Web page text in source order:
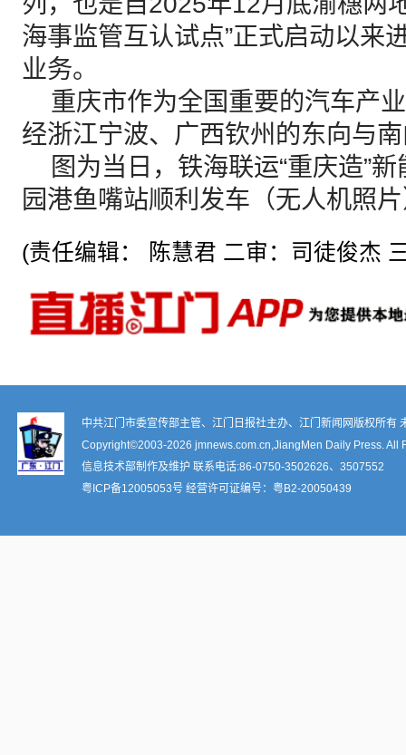
海事监管互认试点”正式启动以来
业务。
重庆市作为全国重要的汽车产
经浙江宁波、广西钦州的东向与
图为当日，铁海联运“重庆造”
园港鱼嘴站顺利发车（无人机照
(责任编辑： 陈慧君 二审：司徒俊杰
中共江门市委宣传部主管、江门日报社主办、江门新闻网版权所有
Copyright©2003-2026 jmnews.com.cn,JiangMen Daily Press. All
信息技术部制作及维护 联系电话:86-0750-3502626、3507552
粤ICP备12005053号 经营许可证编号： 粤B2-20050439